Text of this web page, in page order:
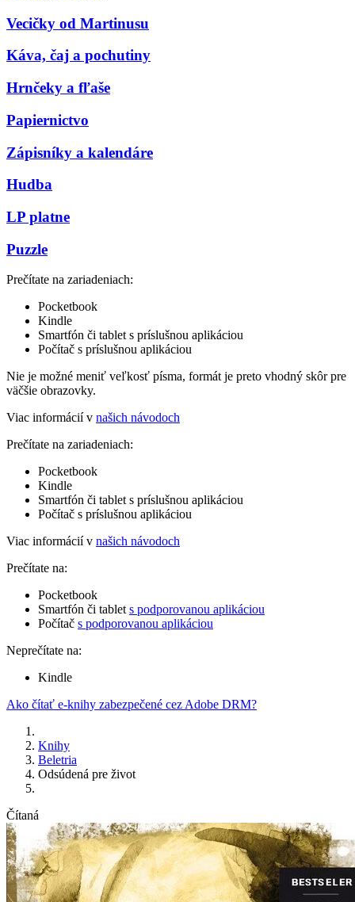
Vecičky od Martinusu
Káva, čaj a pochutiny
Hrnčeky a fľaše
Papiernictvo
Zápisníky a kalendáre
Hudba
LP platne
Puzzle
Prečítate na zariadeniach:
Pocketbook
Kindle
Smartfón či tablet s príslušnou aplikáciou
Počítač s príslušnou aplikáciou
Nie je možné meniť veľkosť písma, formát je preto vhodný skôr pre
väčšie obrazovky.
Viac informácií v našich návodoch
Prečítate na zariadeniach:
Pocketbook
Kindle
Smartfón či tablet s príslušnou aplikáciou
Počítač s príslušnou aplikáciou
Viac informácií v našich návodoch
Prečítate na:
Pocketbook
Smartfón či tablet s podporovanou aplikáciou
Počítač s podporovanou aplikáciou
Neprečítate na:
Kindle
Ako čítať e-knihy zabezpečené cez Adobe DRM?
Knihy
Beletria
Odsúdená pre život
Čítaná